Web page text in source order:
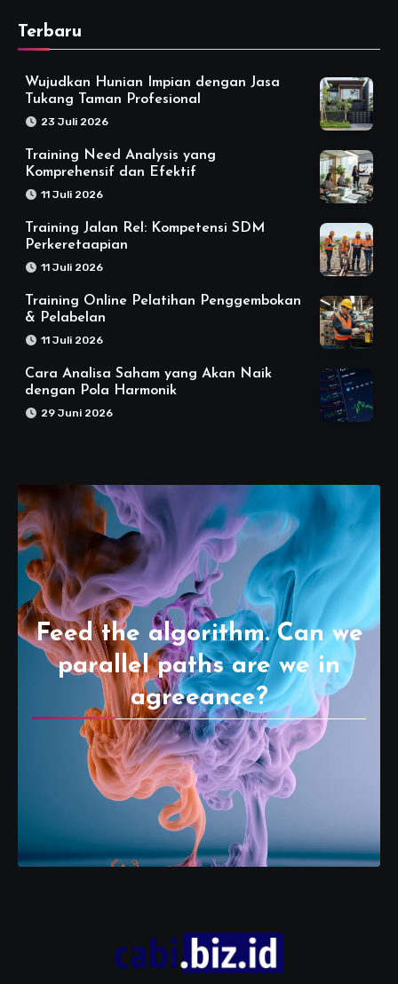
Terbaru
Wujudkan Hunian Impian dengan Jasa
Tukang Taman Profesional
23 Juli 2026
Training Need Analysis yang
Komprehensif dan Efektif
11 Juli 2026
Training Jalan Rel: Kompetensi SDM
Perkeretaapian
11 Juli 2026
Training Online Pelatihan Penggembokan
& Pelabelan
11 Juli 2026
Cara Analisa Saham yang Akan Naik
dengan Pola Harmonik
29 Juni 2026
Feed the algorithm. Can we
parallel paths are we in
agreeance?